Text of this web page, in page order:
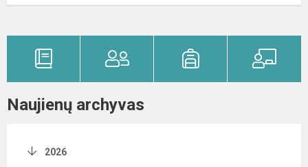
Naujienų archyvas
2026